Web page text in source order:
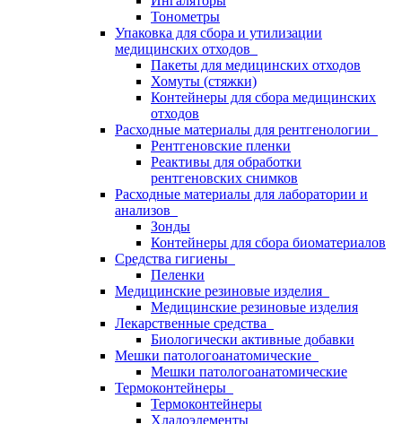
Тонометры
Упаковка для сбора и утилизации
медицинских отходов
Пакеты для медицинских отходов
Хомуты (стяжки)
Контейнеры для сбора медицинских
отходов
Расходные материалы для рентгенологии
Рентгеновские пленки
Реактивы для обработки
рентгеновских снимков
Расходные материалы для лаборатории и
анализов
Зонды
Контейнеры для сбора биоматериалов
Средства гигиены
Пеленки
Медицинские резиновые изделия
Медицинские резиновые изделия
Лекарственные средства
Биологически активные добавки
Мешки патологоанатомические
Мешки патологоанатомические
Термоконтейнеры
Термоконтейнеры
Хладоэлементы